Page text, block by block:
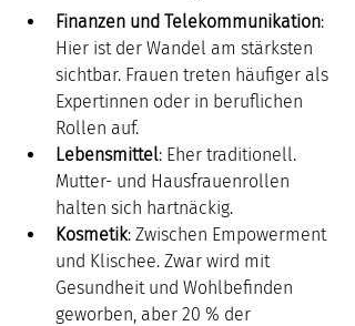
Finanzen und Telekommunikation:
Hier ist der Wandel am stärksten
sichtbar. Frauen treten häufiger als
Expertinnen oder in beruflichen
Rollen auf.
Lebensmittel: Eher traditionell.
Mutter- und Hausfrauenrollen
halten sich hartnäckig.
Kosmetik: Zwischen Empowerment
und Klischee. Zwar wird mit
Gesundheit und Wohlbefinden
geworben, aber 20 % der